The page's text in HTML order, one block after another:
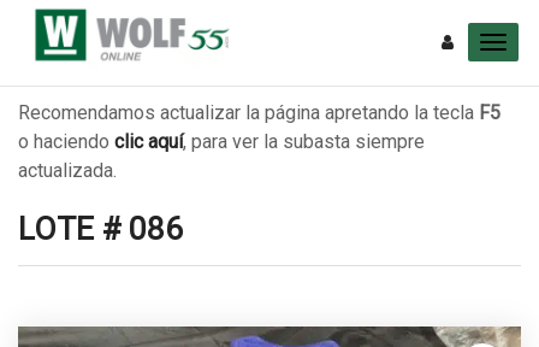
Recomendamos actualizar la página apretando la tecla F5
o haciendo clic aquí, para ver la subasta siempre
actualizada.
LOTE # 086